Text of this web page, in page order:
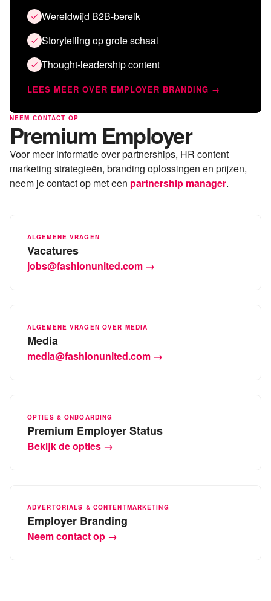
Wereldwijd B2B-bereik
Storytelling op grote schaal
Thought-leadership content
LEES MEER OVER EMPLOYER BRANDING →
NEEM CONTACT OP
Premium Employer
Voor meer informatie over partnerships, HR content
marketing strategieën, branding oplossingen en prijzen,
neem je contact op met een partnership manager.
ALGEMENE VRAGEN
Vacatures
jobs@fashionunited.com →
ALGEMENE VRAGEN OVER MEDIA
Media
media@fashionunited.com →
OPTIES & ONBOARDING
Premium Employer Status
Bekijk de opties →
ADVERTORIALS & CONTENTMARKETING
Employer Branding
Neem contact op →